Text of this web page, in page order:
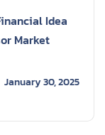
Idea
Market
January 30, 2025